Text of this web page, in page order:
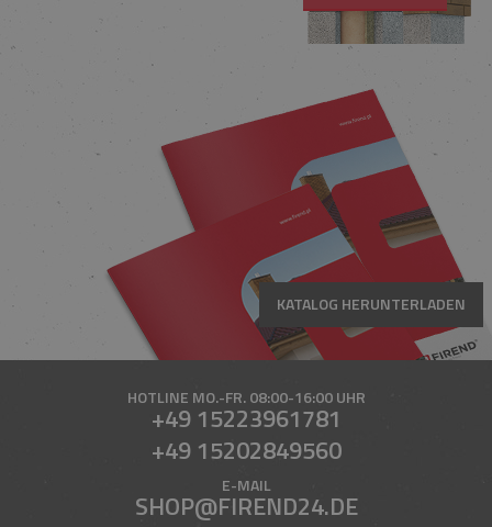
KATALOG HERUNTERLADEN
HOTLINE MO.-FR. 08:00-16:00 UHR
+49 15223961781
+49 15202849560
E-MAIL
SHOP@FIREND24.DE